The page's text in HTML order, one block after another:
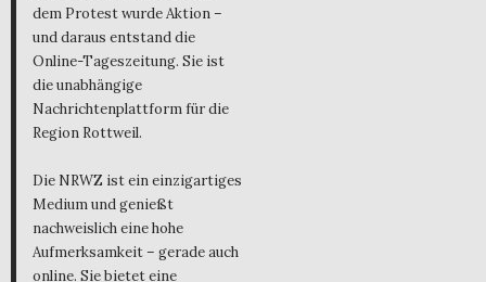
dem Protest wurde Aktion –
und daraus entstand die
Online-Tageszeitung. Sie ist
die unabhängige
Nachrichtenplattform für die
Region Rottweil.
Die NRWZ ist ein einzigartiges
Medium und genießt
nachweislich eine hohe
Aufmerksamkeit – gerade auch
online. Sie bietet eine